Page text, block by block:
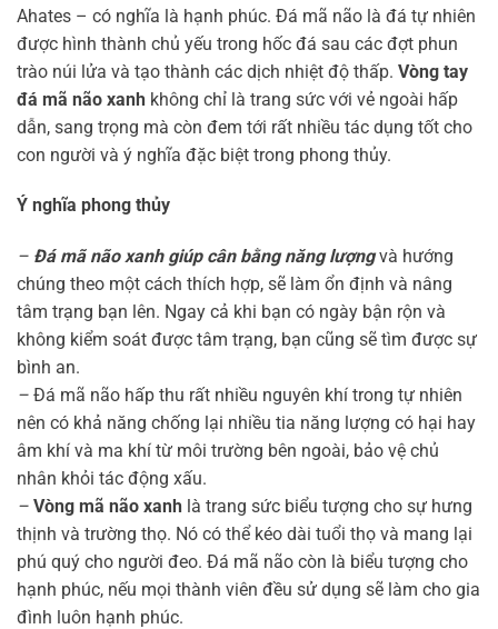
Ahates – có nghĩa là hạnh phúc. Đá mã não là đá tự nhiên
được hình thành chủ yếu trong hốc đá sau các đợt phun
trào núi lửa và tạo thành các dịch nhiệt độ thấp. Vòng tay
đá mã não xanh không chỉ là trang sức với vẻ ngoài hấp
dẫn, sang trọng mà còn đem tới rất nhiều tác dụng tốt cho
con người và ý nghĩa đặc biệt trong phong thủy.
Ý nghĩa phong thủy
– Đá mã não xanh giúp cân bằng năng lượngvà hướng
chúng theo một cách thích hợp, sẽ làm ổn định và nâng
tâm trạng bạn lên. Ngay cả khi bạn có ngày bận rộn và
không kiểm soát được tâm trạng, bạn cũng sẽ tìm được sự
bình an.
– Đá mã não hấp thu rất nhiều nguyên khí trong tự nhiên
nên có khả năng chống lại nhiều tia năng lượng có hại hay
âm khí và ma khí từ môi trường bên ngoài, bảo vệ chủ
nhân khỏi tác động xấu.
– Vòng mã não xanh là trang sức biểu tượng cho sự hưng
thịnh và trường thọ. Nó có thể kéo dài tuổi thọ và mang lại
phú quý cho người đeo. Đá mã não còn là biểu tượng cho
hạnh phúc, nếu mọi thành viên đều sử dụng sẽ làm cho gia
đình luôn hạnh phúc.